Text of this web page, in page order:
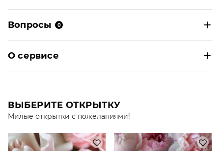
Вопросы 0
О сервисе
ВЫБЕРИТЕ ОТКРЫТКУ
Милые открытки с пожеланиями!